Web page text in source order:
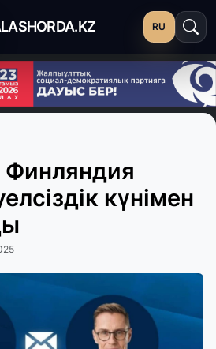
RU
Финляндия
күнімен